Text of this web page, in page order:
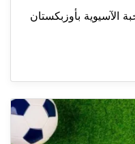
الآسيوية بأوزبكستان